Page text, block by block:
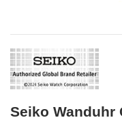
Seiko Wanduhr